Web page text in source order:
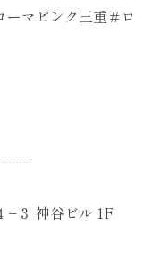
ーマピンク三重＃ロ
−３ 神谷ビル 1F